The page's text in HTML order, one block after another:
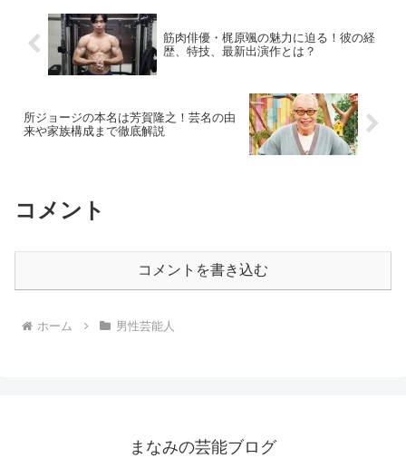
筋肉俳優・梶原颯の魅力に迫る！彼の経
歴、特技、最新出演作とは？
所ジョージの本名は芳賀隆之！芸名の由
来や家族構成まで徹底解説
コメント
コメントを書き込む
ホーム 男性芸能人
まなみの芸能ブログ